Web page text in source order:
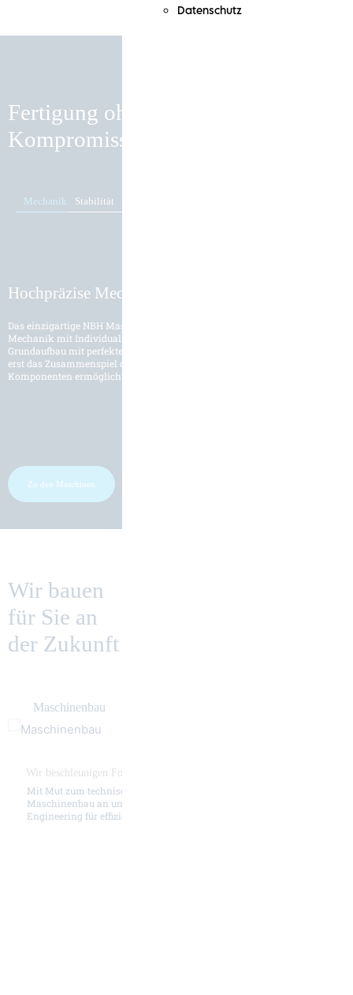
Datenschutz
Fertigung ohne
Kompromisse
Mechanik Stabilität
Hochpräzise Mechanik
Das einzigartige NBH Maschinenkonzept vereint hochpräzise
Mechanik mit Individualität. Egal ob bei 4 oder 5 Achsen. Ein stabiler
Grundaufbau mit perfekter Dämpfung macht die Maschine aus. Aber
erst das Zusammenspiel optimal aufeinander abgestimmter
Komponenten ermöglicht eine zuverlässige Schwerzerspanung.
Zu den Maschinen
Wir bauen
für Sie an
der Zukunft
Maschinenbau
Mit Mut zum technischen Fortschritt. Trends treiben den
Maschinenbau an und machen neue Chancen nutzbar. Agiles
Engineering für effiziente und präzise Lösungen.
Wir beschleunigen Fortschritt